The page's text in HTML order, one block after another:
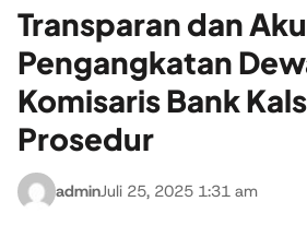
Transparan dan
Pengangkatan
Komisaris Bank
Prosedur
adminJuli 25, 2025 1:31 am